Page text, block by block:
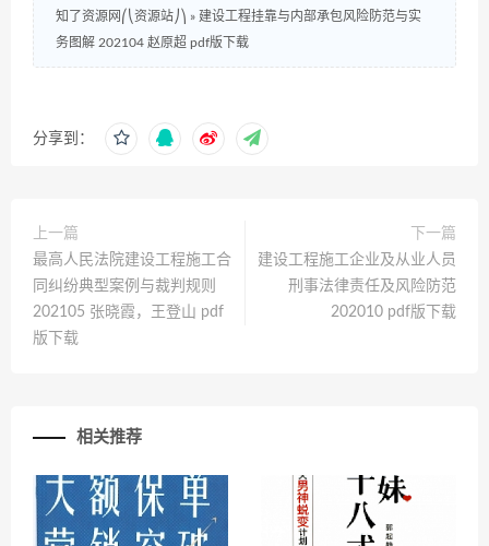
知了资源网⎛⎝资源站⎠⎞ » 建设工程挂靠与内部承包风险防范与实
务图解 202104 赵原超 pdf版下载
分享到：
上一篇
最高人民法院建设工程施工合
同纠纷典型案例与裁判规则
202105 张晓霞，王登山 pdf
版下载
下一篇
建设工程施工企业及从业人员
刑事法律责任及风险防范
202010 pdf版下载
相关推荐